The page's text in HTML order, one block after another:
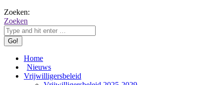
Zoeken:
Zoeken
Home
Nieuws
Vrijwilligersbeleid